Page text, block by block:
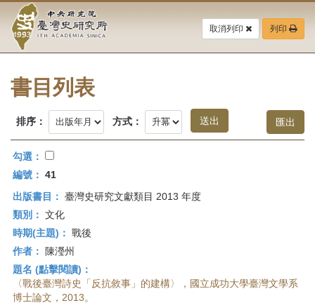
要
中
央
研
究
院-
臺
灣
史
研
究
所-
取消列印 列印
書目列表
排序： 方式：
勾選：
編號： 41
出版書目： 臺灣史研究文獻類目 2013 年度
類別： 文化
時期(主題)： 戰後
作者：
陳瀅州
題名 (點擊閱讀)：
〈戰後臺灣詩史「反抗敘事」的建構〉，國立成功大學臺灣文學系
博士論文，2013。